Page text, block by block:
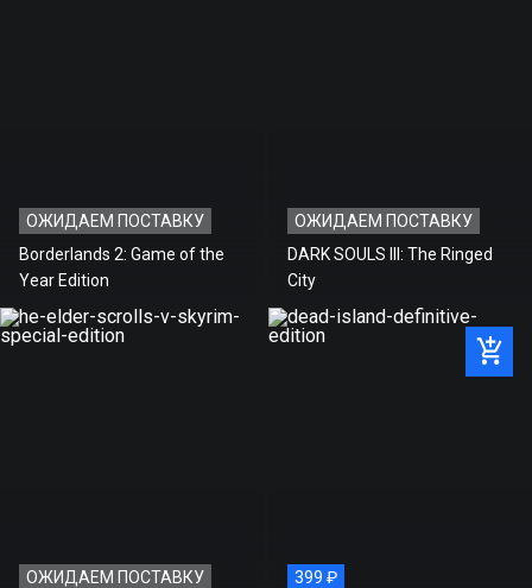
ОЖИДАЕМ ПОСТАВКУ
Borderlands 2: Game of the
Year Edition
ОЖИДАЕМ ПОСТАВКУ
DARK SOULS III: The Ringed
City
ОЖИДАЕМ ПОСТАВКУ
399 ₽